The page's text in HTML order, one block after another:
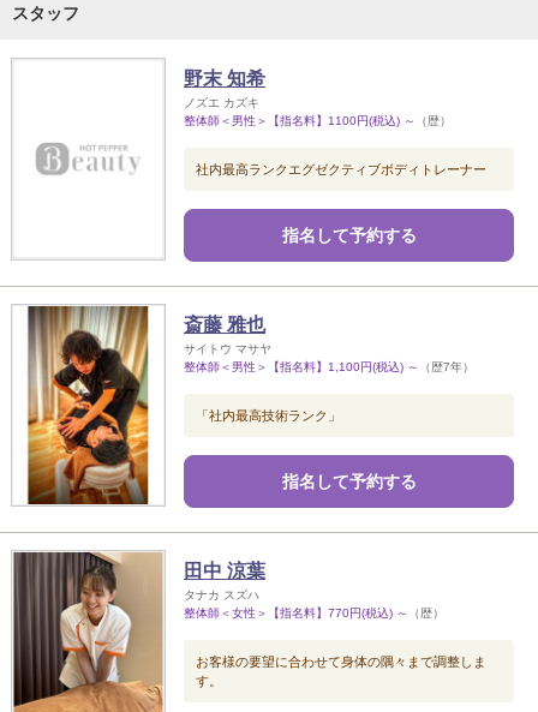
スタッフ
野末 知希
ノズエ カズキ
整体師＜男性＞【指名料】1100円(税込) ～
（歴）
社内最高ランクエグゼクティブボディトレーナー
指名して予約する
斎藤 雅也
サイトウ マサヤ
整体師＜男性＞【指名料】1,100円(税込) ～
（歴7年）
「社内最高技術ランク」
指名して予約する
田中 涼葉
タナカ スズハ
整体師＜女性＞【指名料】770円(税込) ～
（歴）
お客様の要望に合わせて身体の隅々まで調整しま
す。